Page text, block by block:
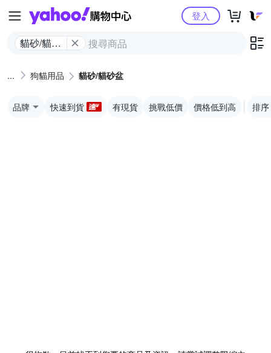
Yahoo購物中心
貓砂/貓砂
登入
狗貓用品 貓砂/貓砂盆
品牌 快速到貨 有現貨 挑戰低價 價格低到高 排序